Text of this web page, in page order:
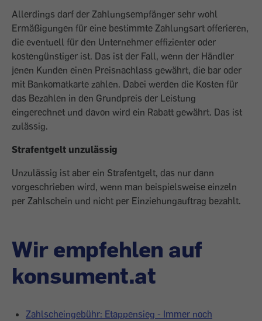
Allerdings darf der Zahlungsempfänger sehr wohl
Ermäßigungen für eine bestimmte Zahlungsart offerieren,
die eventuell für den Unternehmer effizienter oder
kostengünstiger ist. Das ist der Fall, wenn der Händler
jenen Kunden einen Preisnachlass gewährt, die bar oder
mit Bankomatkarte zahlen. Dabei werden die Kosten für
das Bezahlen in den Grundpreis der Leistung
eingerechnet und davon wird ein Rabatt gewährt. Das ist
zulässig.
Strafentgelt unzulässig
Unzulässig ist aber ein Strafentgelt, das nur dann
vorgeschrieben wird, wenn man beispielsweise einzeln
per Zahlschein und nicht per Einziehungauftrag bezahlt.
Wir empfehlen auf
konsument.at
Zahlscheingebühr: Etappensieg - Immer noch